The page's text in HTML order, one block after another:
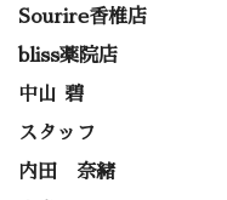
Sourire香椎店
bliss薬院店
中山 碧
スタッフ
内田 奈緒